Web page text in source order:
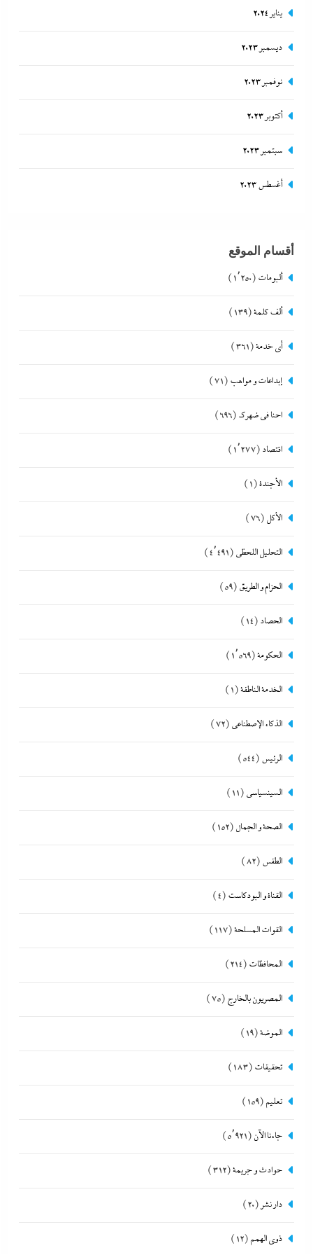
يناير 2024
ديسمبر 2023
نوفمبر 2023
أكتوبر 2023
سبتمبر 2023
أغسطس 2023
أقسام الموقع
ألبومات (1٬250)
ألف كلمة(139)
أي خدمة(361)
إبداعات و مواهب (71)
احنا في ضهرك (696)
اقتصاد (1٬277)
الأجندة(1)
الأكل (76)
التحليل اللحظي (4٬491)
الحزام و الطريق (59)
الحصاد (14)
الحكومة(1٬569)
الخدمة الناطقة(1)
الذكاء الإصطناعي (72)
الرئيس (544)
السينسياسي (11)
الصحة و الجمال (152)
الطقس (82)
القناة و البودكاست (4)
القوات المسلحة(117)
المحافظات (214)
المصريون بالخارج (75)
الموضة(19)
تحقيقات (183)
تعليم (159)
جاءنا الآن (5٬921)
حوادث و جريمة(312)
دار نشر (20)
ذوى الهمم (12)